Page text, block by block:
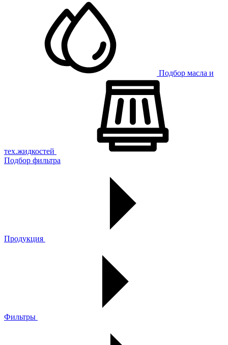
Подбор масла и
тех.жидкостей
Подбор фильтра
Продукция
Фильтры